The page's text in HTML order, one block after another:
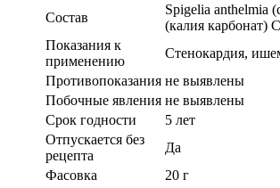
Состав
Spigelia anthelmia
(калия карбонат)
Показания к
применению
Стенокардия,
Противопоказания не выявлены
Побочные явления не выявлены
Срок годности
5 лет
Отпускается без
рецепта
Да
Фасовка
20 г